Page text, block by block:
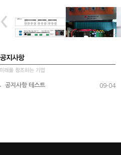
공지사항 테스트 09-04